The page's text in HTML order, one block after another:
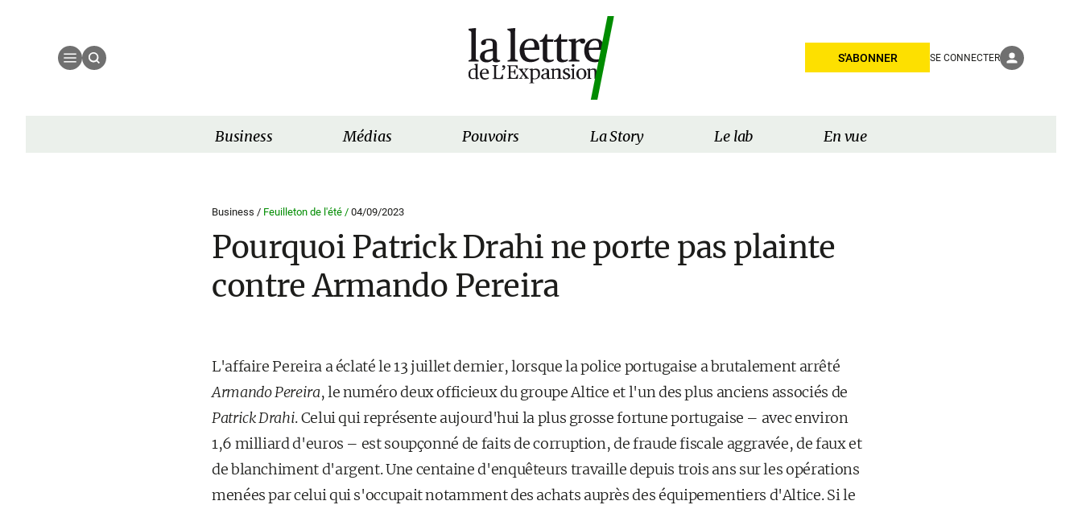
S'ABONNER SE CONNECTER
Business Médias Pouvoirs La Story Le lab En vue
Business / Feuilleton de l'été / 04/09/2023
Pourquoi Patrick Drahi ne porte pas plainte
contre Armando Pereira
L'affaire Pereira a éclaté le 13 juillet dernier, lorsque la police portugaise a brutalement arrêté
Armando Pereira, le numéro deux officieux du groupe Altice et l'un des plus anciens associés de
Patrick Drahi. Celui qui représente aujourd'hui la plus grosse fortune portugaise – avec environ
1,6 milliard d'euros – est soupçonné de faits de corruption, de fraude fiscale aggravée, de faux et
de blanchiment d'argent. Une centaine d'enquêteurs travaille depuis trois ans sur les opérations
menées par celui qui s'occupait notamment des achats auprès des équipementiers d'Altice. Si le